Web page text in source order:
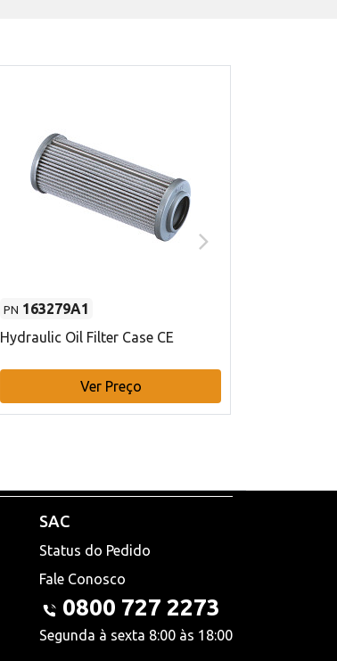
PN 163279A1
Hydraulic Oil Filter Case CE
Ver Preço
SAC
Status do Pedido
Fale Conosco
0800 727 2273
Segunda à sexta 8:00 às 18:00